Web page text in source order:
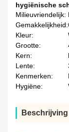
hygiënische
Milieuvriendelijk:
Gemakkelijkheid:
Kleur:
Grootte:
Kern:
Lente:
Kenmerken:
Hygiëne:
Beschrijving